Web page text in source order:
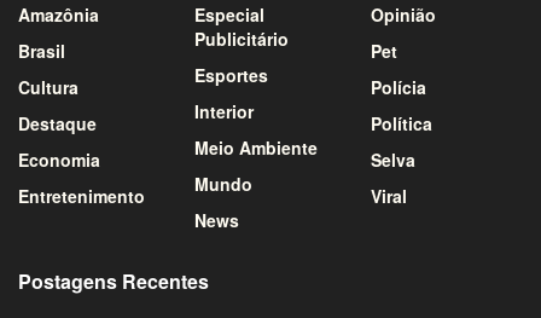
Amazônia
Brasil
Cultura
Destaque
Economia
Entretenimento
Especial
Publicitário
Esportes
Interior
Meio Ambiente
Mundo
News
Opinião
Pet
Polícia
Política
Selva
Viral
Postagens Recentes